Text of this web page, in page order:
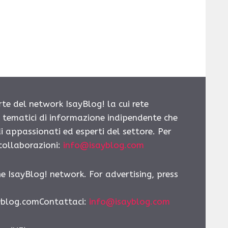
del network IsayBlog! la cui rete
di informazione indipendente che
ed esperti del settore. Per
info@isayblog.com
IsayBlog! network. For advertising, press
: info@isayblog.com